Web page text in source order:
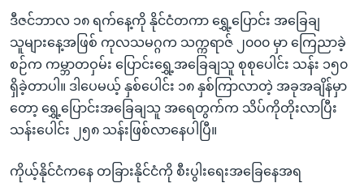
ဒီဇင်ဘာလ ၁၈ ရက်နေ့ကို နိုင်ငံတကာ ရွှေ့ပြောင်း အခြေချ
သူများနေ့အဖြစ် ကုလသမဂ္ဂက သက္ကရာဇ် ၂၀၀၀ မှာ ကြေညာခဲ့
စဉ်က ကမ္ဘာတဝှမ်း ပြောင်းရွှေ့အခြေချသူ စုစုပေါင်း သန်း ၁၅၀
ရှိခဲ့တာပါ။ ဒါပေမယ့် နှစ်ပေါင်း ၁၈ နှစ်ကြာလာတဲ့ အခုအချိန်မှာ
တော့ ရွှေ့ပြောင်းအခြေချသူ အရေတွက်က သိပ်ကိုတိုးလာပြီး
သန်းပေါင်း ၂၅၈ သန်းဖြစ်လာနေပါပြီ။
ကိုယ့်နိုင်ငံကနေ တခြားနိုင်ငံကို စီးပွါးရေးအခြေနေအရ